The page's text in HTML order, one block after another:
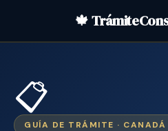
🍁
📋
GUÍA DE TRÁMITE · CANADÁ